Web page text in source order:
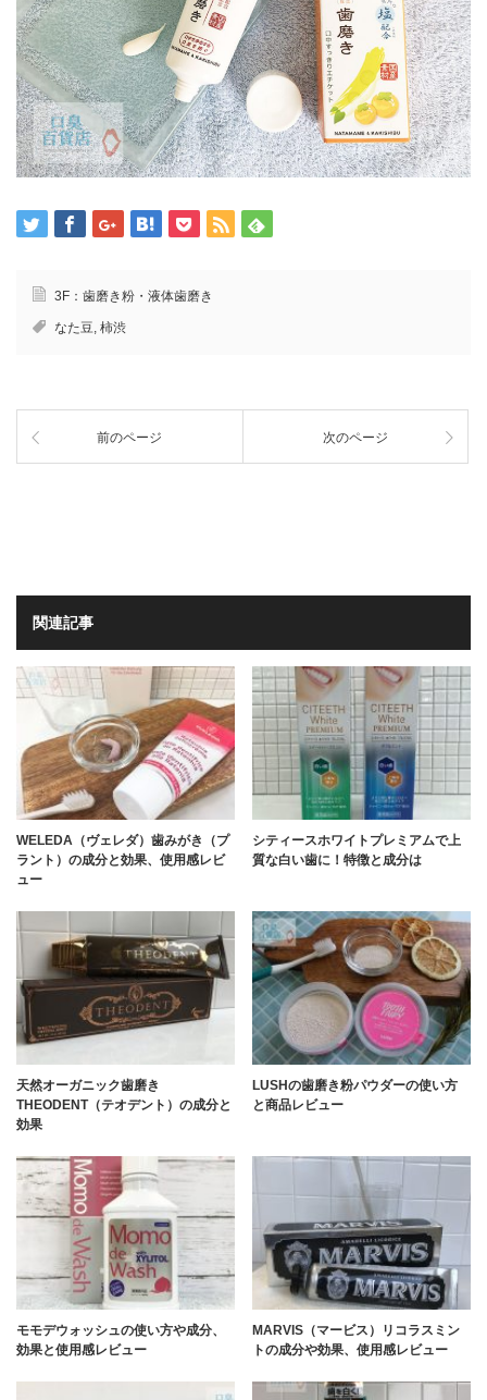
3F：歯磨き粉・液体歯磨き
なた豆 柿渋
前のページ 次のページ
関連記事
WELEDA（ヴェレダ）歯みがき（プ
ラント）の成分と効果、使用感レビ
ュー
シティースホワイトプレミアムで上
質な白い歯に！特徴と成分は
天然オーガニック歯磨き
THEODENT（テオデント）の成分と
効果
LUSHの歯磨き粉パウダーの使い方
と商品レビュー
モモデウォッシュの使い方や成分、
効果と使用感レビュー
MARVIS（マービス）リコラスミン
トの成分や効果、使用感レビュー